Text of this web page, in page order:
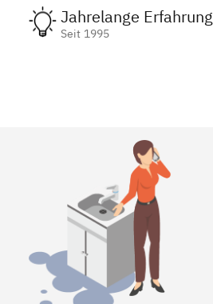
Jahrelange Erfahrung
Seit 1995